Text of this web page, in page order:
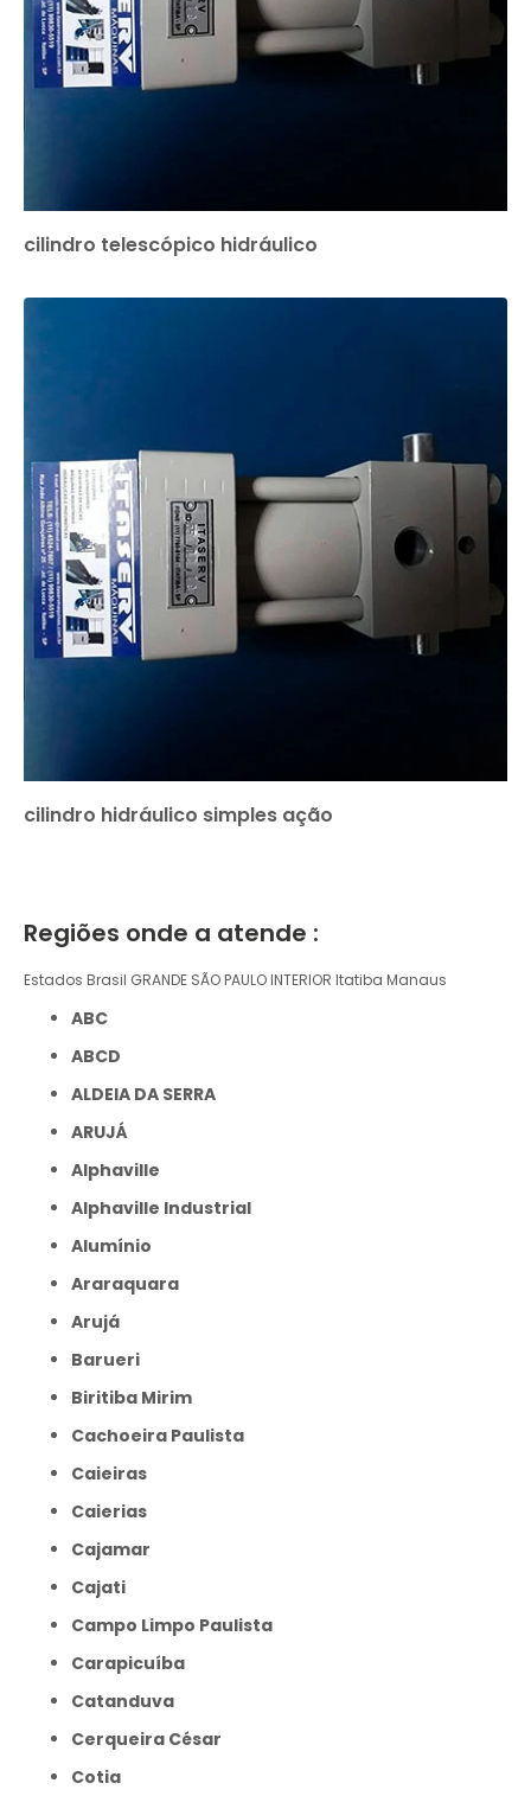
cilindro telescópico hidráulico
cilindro hidráulico simples ação
Regiões onde a atende :
Estados Brasil GRANDE SÃO PAULO INTERIOR Itatiba Manaus
ABC
ABCD
ALDEIA DA SERRA
ARUJÁ
Alphaville
Alphaville Industrial
Alumínio
Araraquara
Arujá
Barueri
Biritiba Mirim
Cachoeira Paulista
Caieiras
Caierias
Cajamar
Cajati
Campo Limpo Paulista
Carapicuíba
Catanduva
Cerqueira César
Cotia